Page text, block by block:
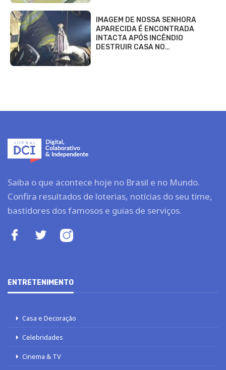
IMAGEM DE NOSSA SENHORA
APARECIDA É ENCONTRADA
INTACTA APÓS INCÊNDIO
DESTRUIR CASA NO…
Saiba o que acontece hoje no Brasil e no Mundo.
Confira resultados de loterias, notícias do seu time,
bastidores dos famosos e guias de serviços.
ENTRETENIMENTO
Casa e Decoração
Celebridades
Cinema & TV